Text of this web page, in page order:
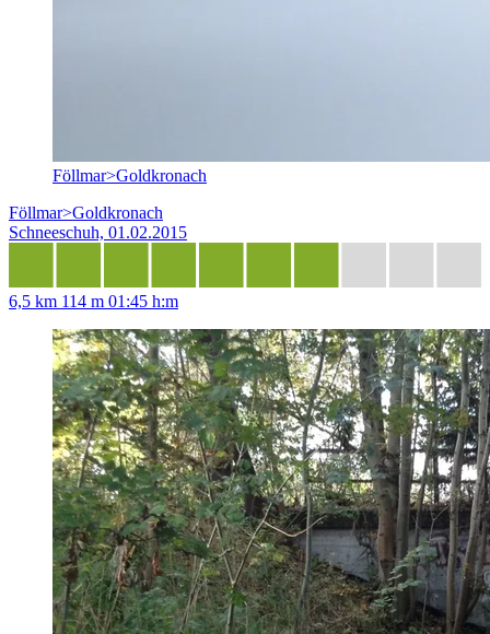
Föllmar>Goldkronach
Föllmar>Goldkronach
Schneeschuh, 01.02.2015
6,5 km 114 m 01:45 h:m